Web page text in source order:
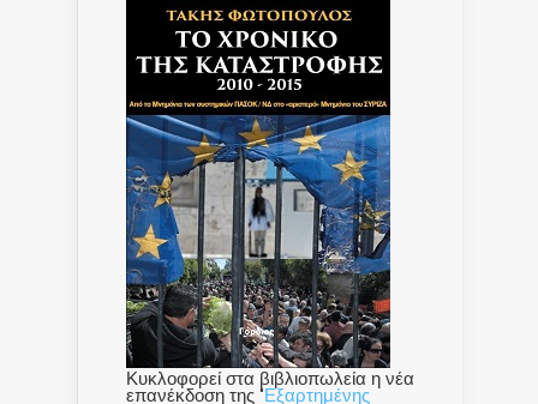
Κυκλοφορεί στα βιβλιοπωλεία η νέα
επανέκδοση της "Εξαρτημένης